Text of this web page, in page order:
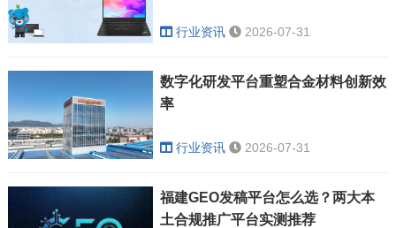
行业资讯 2026-07-31
数字化研发平台重塑合金材料创新效
率
行业资讯 2026-07-31
福建GEO发稿平台怎么选？两大本
土合规推广平台实测推荐